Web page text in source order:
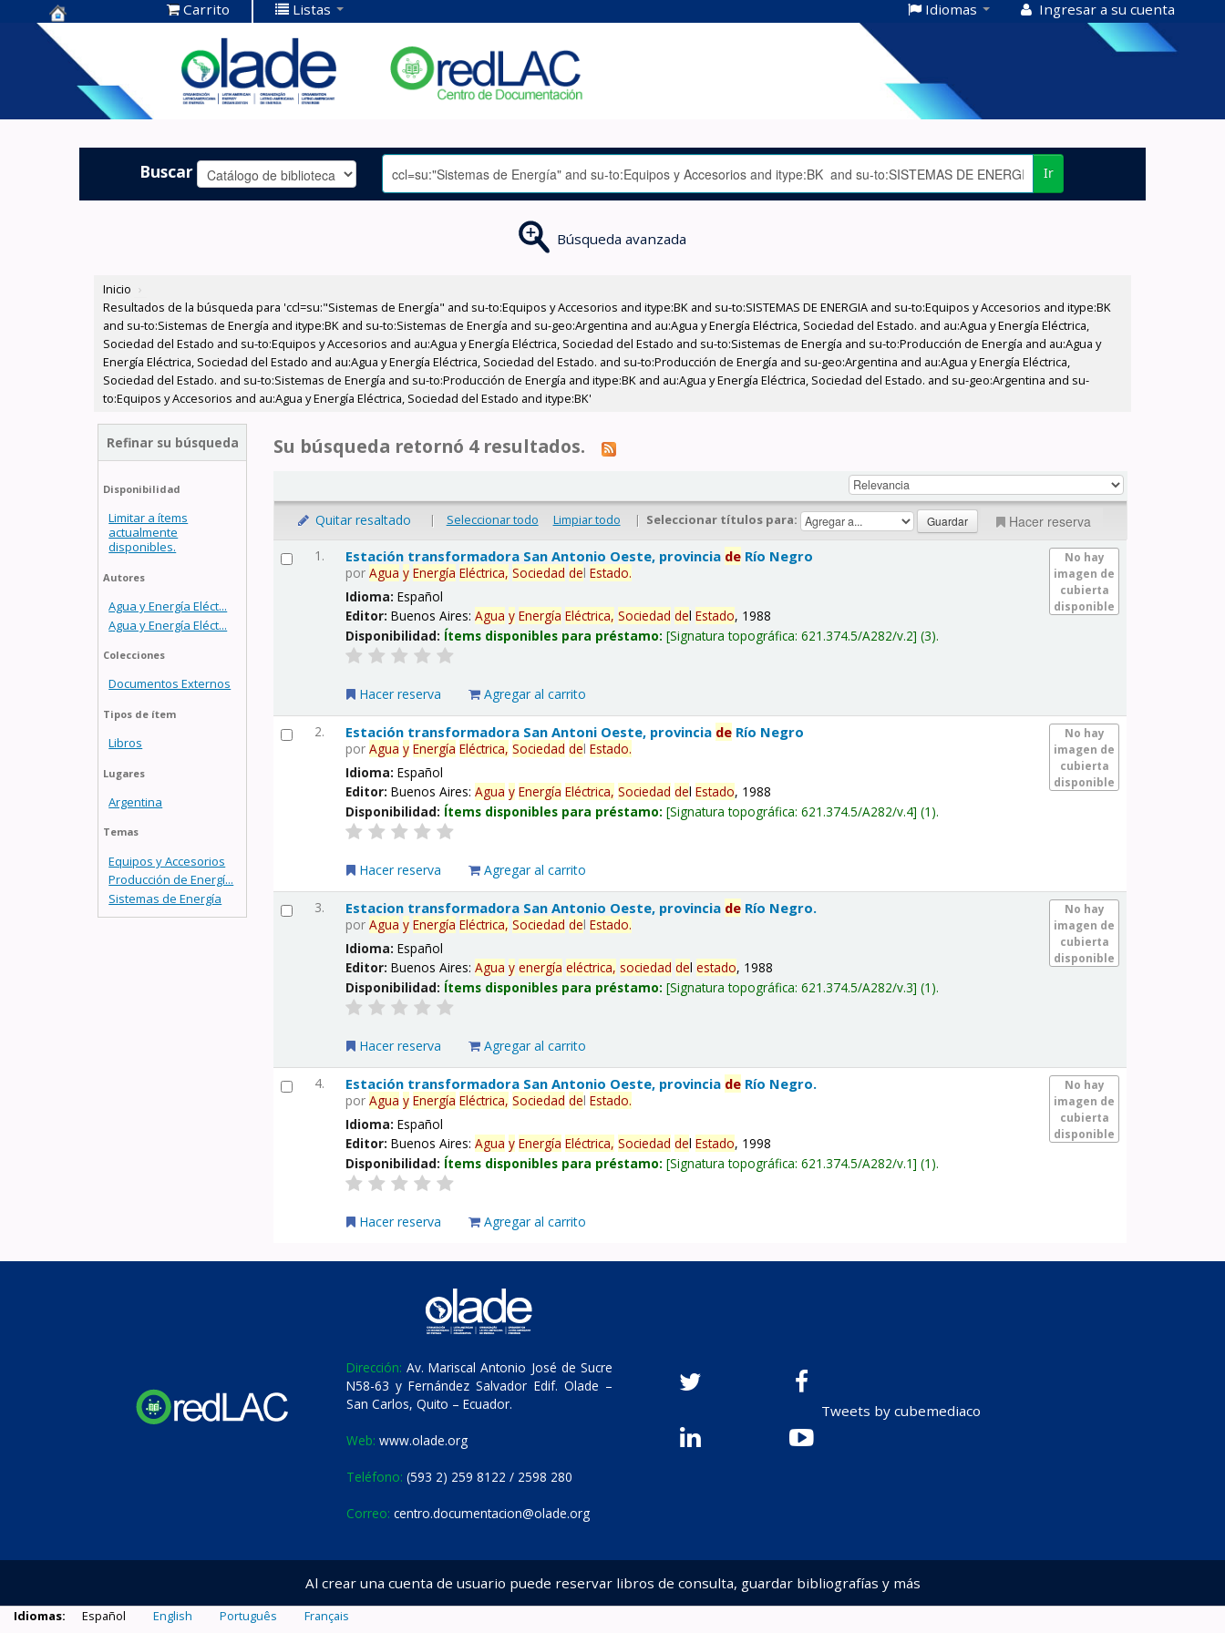
Centro de
Documentación
OLADE -
Carrito Listas Idiomas Ingresar a su cuenta
Buscar Ir
Búsqueda avanzada
Inicio ›
Resultados de la búsqueda para 'ccl=su:"Sistemas de Energía" and su-to:Equipos y Accesorios and itype:BK and su-to:SISTEMAS DE ENERGIA and su-to:Equipos y Accesorios and itype:BK
and su-to:Sistemas de Energía and itype:BK and su-to:Sistemas de Energía and su-geo:Argentina and au:Agua y Energía Eléctrica, Sociedad del Estado. and au:Agua y Energía Eléctrica,
Sociedad del Estado and su-to:Equipos y Accesorios and au:Agua y Energía Eléctrica, Sociedad del Estado and su-to:Sistemas de Energía and su-to:Producción de Energía and au:Agua y
Energía Eléctrica, Sociedad del Estado and au:Agua y Energía Eléctrica, Sociedad del Estado. and su-to:Producción de Energía and su-geo:Argentina and au:Agua y Energía Eléctrica,
Sociedad del Estado. and su-to:Sistemas de Energía and su-to:Producción de Energía and itype:BK and au:Agua y Energía Eléctrica, Sociedad del Estado. and su-geo:Argentina and su-
to:Equipos y Accesorios and au:Agua y Energía Eléctrica, Sociedad del Estado and itype:BK'
Refinar su búsqueda
Disponibilidad
Limitar a ítems
actualmente
disponibles.
Autores
Agua y Energía Eléct...
Agua y Energía Eléct...
Colecciones
Documentos Externos
Tipos de ítem
Libros
Lugares
Argentina
Temas
Equipos y Accesorios
Producción de Energí...
Sistemas de Energía
Su búsqueda retornó 4 resultados.
Quitar resaltado | Seleccionar todo Limpiar todo | Seleccionar títulos para: Hacer reserva
1.
No hay
imagen de
cubierta
disponible
Estación transformadora San Antonio Oeste, provincia de Río Negro
porAgua y Energía Eléctrica, Sociedad delEstado.
Idioma:Español
Editor:Buenos Aires:Agua y Energía Eléctrica, Sociedad delEstado, 1988
Disponibilidad: Ítems disponibles para préstamo: Signatura topográfica:621.374.5/A282/v.2 (3).
Hacer reserva Agregar al carrito
2.
No hay
imagen de
cubierta
disponible
Estación transformadora San Antoni Oeste, provincia de Río Negro
porAgua y Energía Eléctrica, Sociedad delEstado.
Idioma:Español
Editor:Buenos Aires:Agua y Energía Eléctrica, Sociedad delEstado, 1988
Disponibilidad: Ítems disponibles para préstamo: Signatura topográfica:621.374.5/A282/v.4 (1).
Hacer reserva Agregar al carrito
3.
No hay
imagen de
cubierta
disponible
Estacion transformadora San Antonio Oeste, provincia de Río Negro.
porAgua y Energía Eléctrica, Sociedad delEstado.
Idioma:Español
Editor:Buenos Aires:Agua y energía eléctrica, sociedad delestado, 1988
Disponibilidad: Ítems disponibles para préstamo: Signatura topográfica:621.374.5/A282/v.3 (1).
Hacer reserva Agregar al carrito
4.
No hay
imagen de
cubierta
disponible
Estación transformadora San Antonio Oeste, provincia de Río Negro.
porAgua y Energía Eléctrica, Sociedad delEstado.
Idioma:Español
Editor:Buenos Aires:Agua y Energía Eléctrica, Sociedad delEstado, 1998
Disponibilidad: Ítems disponibles para préstamo: Signatura topográfica:621.374.5/A282/v.1 (1).
Hacer reserva Agregar al carrito
Dirección: Av. Mariscal Antonio José de Sucre
N58-63 y Fernández Salvador Edif. Olade –
San Carlos, Quito – Ecuador.
Web: www.olade.org
Teléfono: (593 2) 259 8122 / 2598 280
Correo: centro.documentacion@olade.org
Tweets by cubemediaco
Al crear una cuenta de usuario puede reservar libros de consulta, guardar bibliografías y más
Idiomas: Español English Português Français